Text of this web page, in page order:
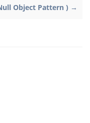
Object Pattern ) →